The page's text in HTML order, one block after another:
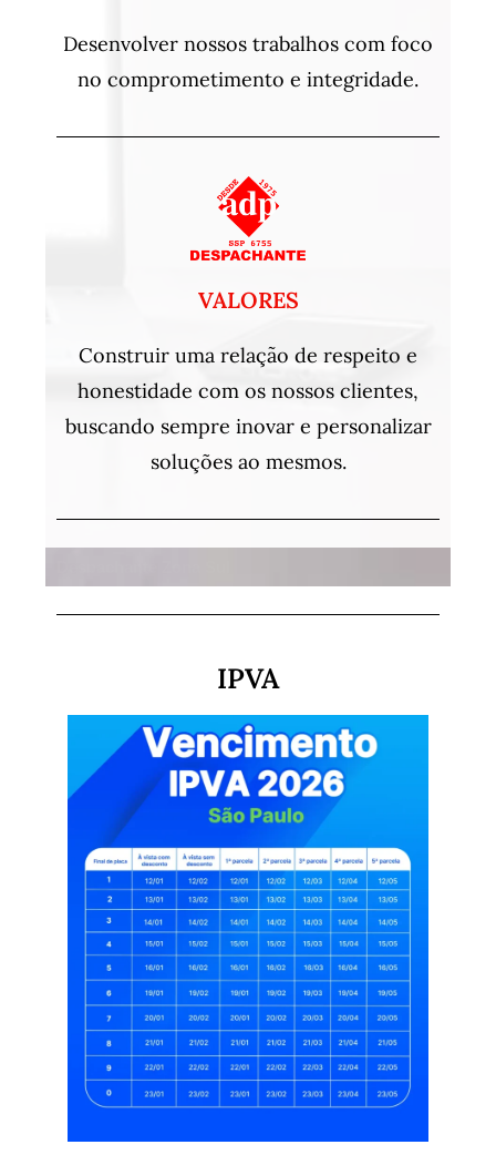
Desenvolver nossos trabalhos com foco
no comprometimento e integridade.
VALORES
Construir uma relação de respeito e
honestidade com os nossos clientes,
buscando sempre inovar e personalizar
soluções ao mesmos.
IPVA